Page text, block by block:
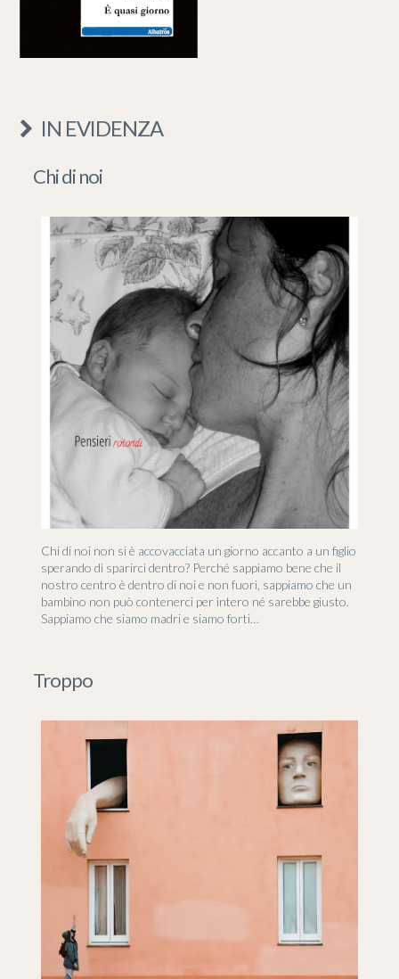
IN EVIDENZA
Chi di noi
Chi di noi non si è accovacciata un giorno accanto a un figlio
sperando di sparirci dentro? Perché sappiamo bene che il
nostro centro è dentro di noi e non fuori, sappiamo che un
bambino non può contenerci per intero né sarebbe giusto.
Sappiamo che siamo madri e siamo forti…
Troppo